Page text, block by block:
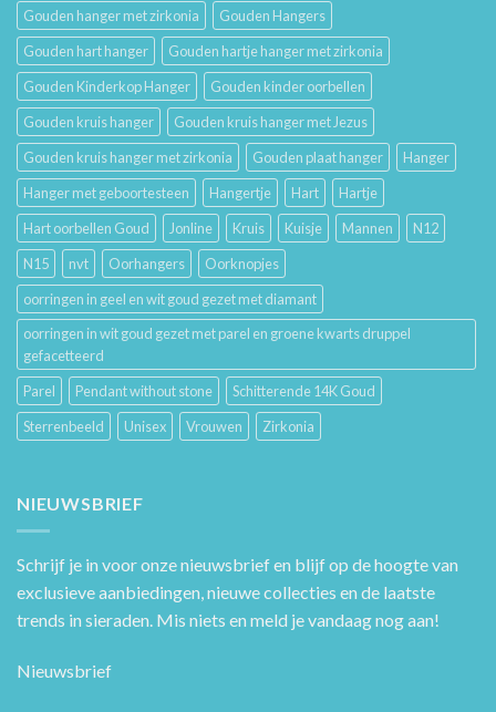
Gouden hanger met zirkonia
Gouden Hangers
Gouden hart hanger
Gouden hartje hanger met zirkonia
Gouden Kinderkop Hanger
Gouden kinder oorbellen
Gouden kruis hanger
Gouden kruis hanger met Jezus
Gouden kruis hanger met zirkonia
Gouden plaat hanger
Hanger
Hanger met geboortesteen
Hangertje Hart
Hartje
Hart oorbellen Goud
Jonline Kruis Kuisje Mannen
N12
N15
nvt Oorhangers
Oorknopjes
oorringen in geel en wit goud gezet met diamant
oorringen in wit goud gezet met parel en groene kwarts druppel
gefacetteerd
Parel
Pendant without stone
Schitterende 14K Goud
Sterrenbeeld
Unisex Vrouwen Zirkonia
NIEUWSBRIEF
Schrijf je in voor onze nieuwsbrief en blijf op de hoogte van
exclusieve aanbiedingen, nieuwe collecties en de laatste
trends in sieraden. Mis niets en meld je vandaag nog aan!
Nieuwsbrief